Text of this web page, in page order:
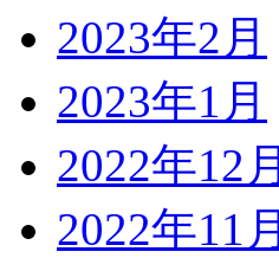
2023年2月
2023年1月
2022年12月
2022年11月